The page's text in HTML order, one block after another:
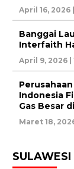
April 16, 2026
Banggai
Interfaith
April 9, 2026 |
Indonesia
Gas Besar
Maret 18,